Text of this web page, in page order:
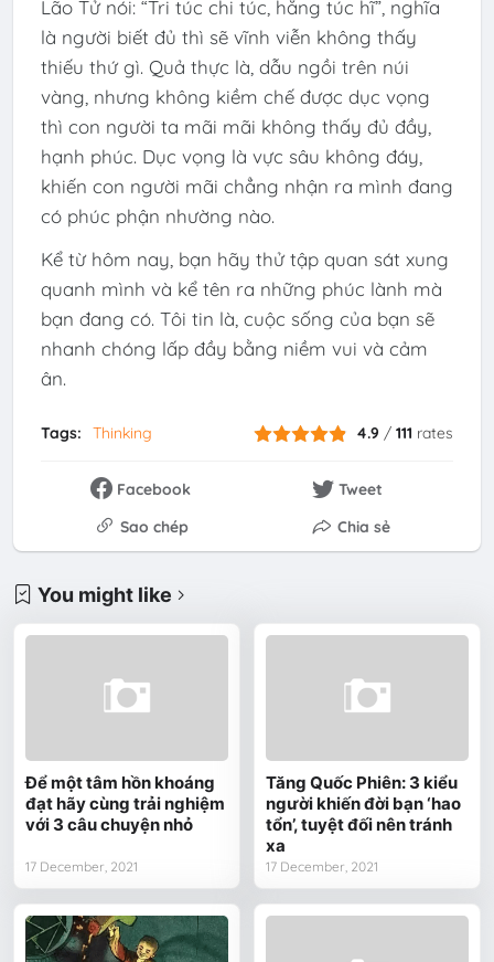
Lão Tử nói: “Tri túc chi túc, hằng túc hĩ”, nghĩa
là người biết đủ thì sẽ vĩnh viễn không thấy
thiếu thứ gì. Quả thực là, dẫu ngồi trên núi
vàng, nhưng không kiềm chế được dục vọng
thì con người ta mãi mãi không thấy đủ đầy,
hạnh phúc. Dục vọng là vực sâu không đáy,
khiến con người mãi chẳng nhận ra mình đang
có phúc phận nhường nào.
Kể từ hôm nay, bạn hãy thử tập quan sát xung
quanh mình và kể tên ra những phúc lành mà
bạn đang có. Tôi tin là, cuộc sống của bạn sẽ
nhanh chóng lấp đầy bằng niềm vui và cảm
ân.
Tags: Thinking 4.9 /111 rates
Facebook
Tweet
Sao chép
Chia sẻ
You might like
Để một tâm hồn khoáng
đạt hãy cùng trải nghiệm
với 3 câu chuyện nhỏ
17 December, 2021
Tăng Quốc Phiên: 3 kiểu
người khiến đời bạn ‘hao
tổn’, tuyệt đối nên tránh
xa
17 December, 2021